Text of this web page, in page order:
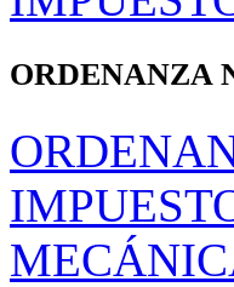
ORDENANZA